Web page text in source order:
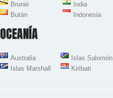
Brunéi
Bután
India
Indonesia
OCEANÍA
Australia
Islas Marshall
Islas Salomón
Kiribati